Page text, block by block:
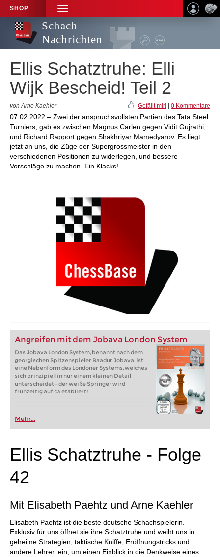
SHOP
TOGGLE
NAVIGATION
Schach
Nachrichten
Ellis Schatztruhe: Elli
Wijk Bescheid! Teil 2
von Arne Kaehler Gefällt mir! 0 Kommentare
07.02.2022 – Zwei der anspruchsvollsten Partien des Tata Steel
Turniers, gab es zwischen Magnus Carlen gegen Vidit Gujrathi,
und Richard Rapport gegen Shakhriyar Mamedyarov. Es liegt
jetzt an uns, die Züge der Supergrossmeister in den
verschiedenen Positionen zu widerlegen, und bessere
Vorschläge zu machen. Ein Klacks!
Angreifen mit dem Jobava London System
Das Jobava London System, benannt nach dem
georgischen Spitzenspieler Baadur Jobava, ist
eine Nebenform des Londoner Systems, welches
sich prinzipiell in nur einem kleinen Detail
unterscheidet - der weiße Springer wird
frühzeitig auf c3 etabliert!
Mehr...
Ellis Schatztruhe - Folge
42
Mit Elisabeth Paehtz und Arne Kaehler
Elisabeth Paehtz ist die beste deutsche Schachspielerin.
Exklusiv für uns öffnet sie ihre Schatztruhe und weiht uns in
geheime Strategien, taktische Kniffe, Eröffnungstricks und
andere Lehren ein, um einen Einblick in die Denkweise eines